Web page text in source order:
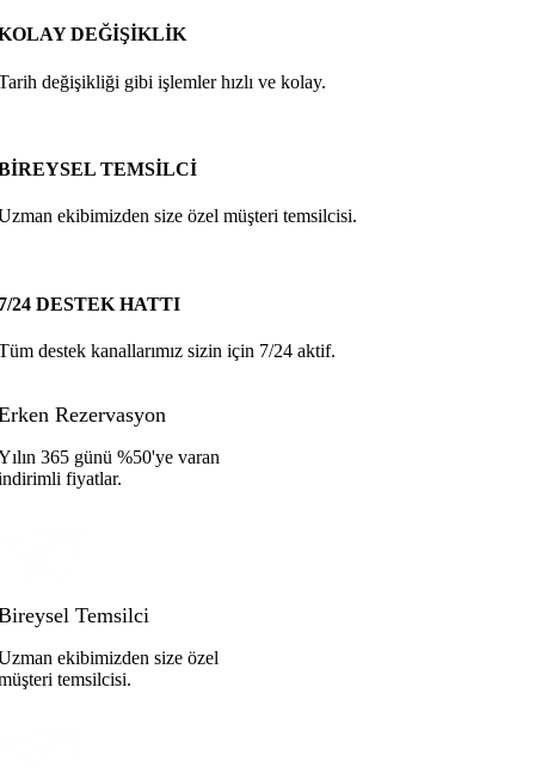
DEĞİŞİKLİK
değişikliği gibi işlemler hızlı ve kolay.
TEMSİLCİ
ekibimizden size özel müşteri temsilcisi.
24 DESTEK HATTI
destek kanallarımız sizin için 7/24 aktif.
Rezervasyon
365 günü %50'ye varan
fiyatlar.
Temsilci
ekibimizden size özel
temsilcisi.